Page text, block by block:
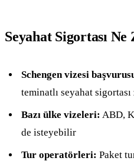
Seyahat Sigortası
Schengen vizesi
teminatlı seyahat
Bazı ülke vizeleri: ABD,
de isteyebilir
Tur operatörleri: Paket